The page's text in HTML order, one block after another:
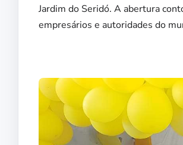
Jardim do Seridó. A abertura
empresários e autoridades do